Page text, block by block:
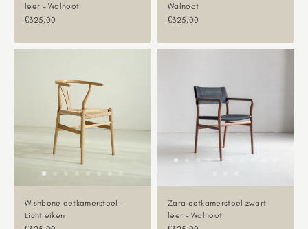
leer - Walnoot
Aanbiedingsprijs
€325,00
Walnoot
Aanbiedingsprijs
€325,00
Wishbone eetkamerstoel -
Licht eiken
Zara eetkamerstoel zwart
leer - Walnoot